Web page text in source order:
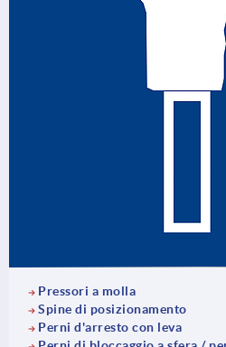
Pressori a molla
Spine di posizionamento
Perni d'arresto con leva